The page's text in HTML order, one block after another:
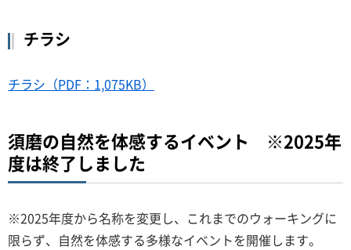
チラシ
チラシ（PDF：1,075KB）
須磨の自然を体感するイベント ※2025年
度は終了しました
※2025年度から名称を変更し、これまでのウォーキングに
限らず、自然を体感する多様なイベントを開催します。